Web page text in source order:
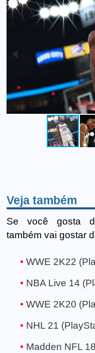
Veja também
Se você gosta
também vai gostar
WWE 2K22
NBA Live 14
WWE 2K20
NHL 21
Madden NFL